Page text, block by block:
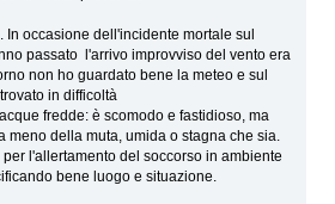
In occasione dell'incidente mortale sul
passato l'arrivo improvviso del vento era
non ho guardato bene la meteo e sul
in difficoltà
fredde: è scomodo e fastidioso, ma
meno della muta, umida o stagna che sia.
l'allertamento del soccorso in ambiente
bene luogo e situazione.